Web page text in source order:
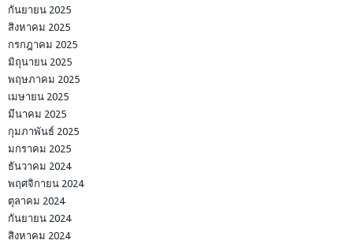
กันยายน 2025
สิงหาคม 2025
กรกฎาคม 2025
มิถุนายน 2025
พฤษภาคม 2025
เมษายน 2025
มีนาคม 2025
กุมภาพันธ์ 2025
มกราคม 2025
ธันวาคม 2024
พฤศจิกายน 2024
ตุลาคม 2024
กันยายน 2024
สิงหาคม 2024